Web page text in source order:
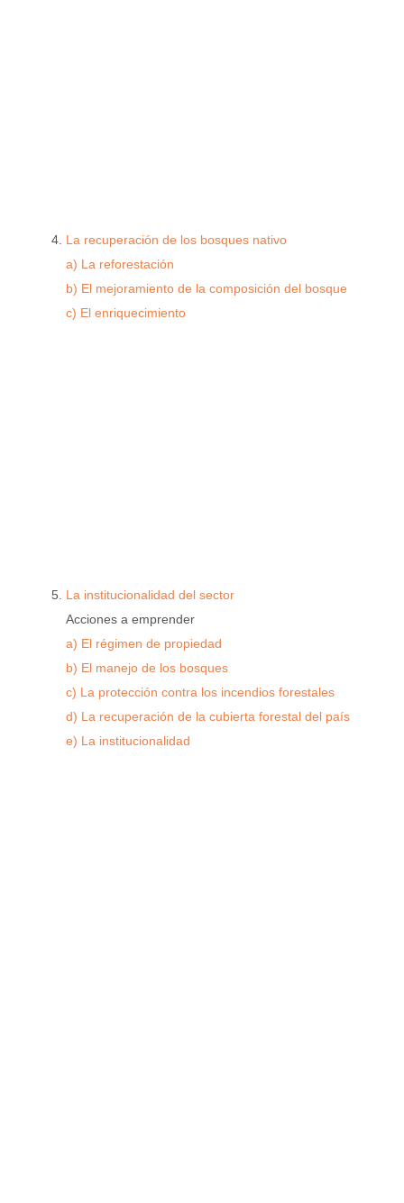
La recuperación de los bosques nativo
a) La reforestación
b) El mejoramiento de la composición del bosque
c) El enriquecimiento
La institucionalidad del sector
Acciones a emprender
a) El régimen de propiedad
b) El manejo de los bosques
c) La protección contra los incendios forestales
d) La recuperación de la cubierta forestal del país
e) La institucionalidad